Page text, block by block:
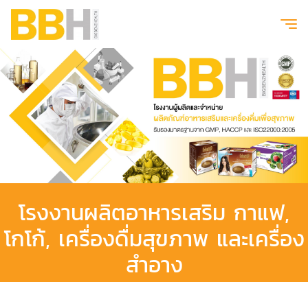
โรงงานผลิตอาหารเสริม กาแฟ,
โกโก้, เครื่องดื่มสุขภาพ และเครื่อง
สำอาง